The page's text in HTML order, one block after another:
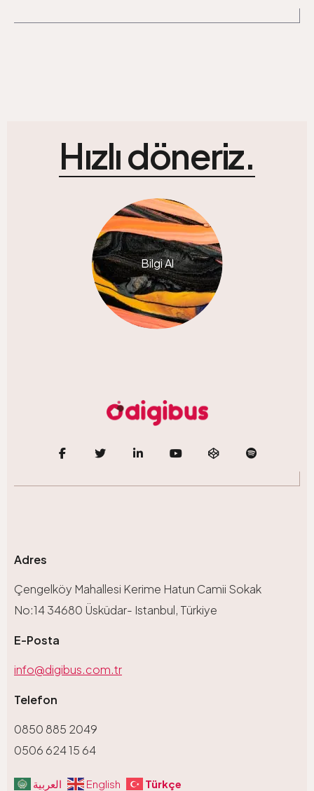
Hızlı döneriz.
Bilgi Al
Adres
Çengelköy Mahallesi Kerime Hatun Camii Sokak
No:14 34680 Üsküdar- Istanbul, Türkiye
E-Posta
info@digibus.com.tr
Telefon
0850 885 2049
0506 624 15 64
العربية English Türkçe